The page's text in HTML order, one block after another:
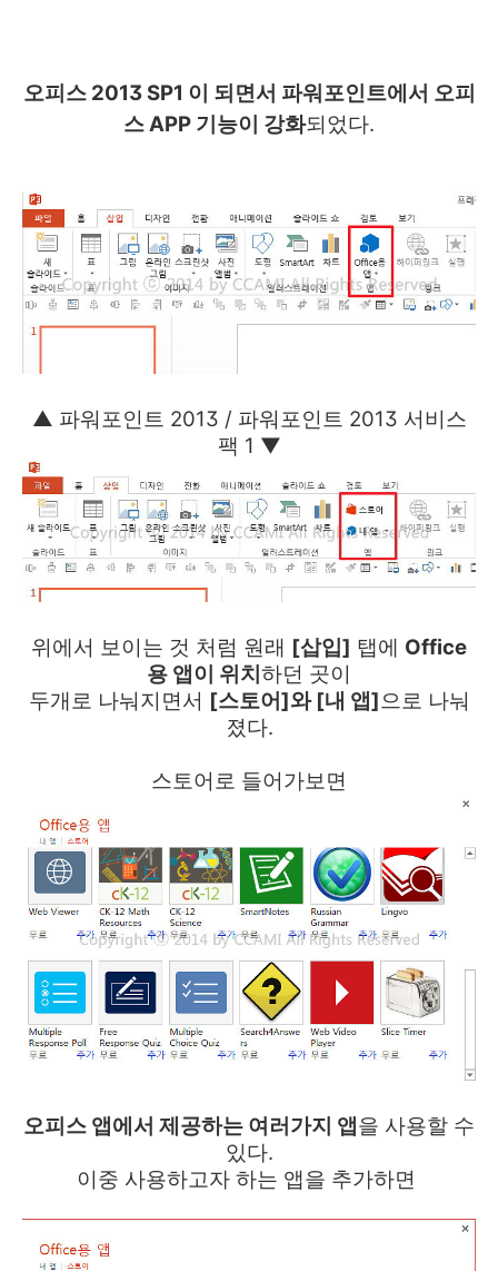
오피스 2013 SP1 이 되면서 파워포인트에서 오피
스 APP 기능이 강화되었다.
▲ 파워포인트 2013 / 파워포인트 2013 서비스
팩 1 ▼
위에서 보이는 것 처럼 원래 [삽입] 탭에 Office
용 앱이 위치 하던 곳이
두개로 나눠지면서 [스토어]와 [내 앱]으로 나눠
졌다.
스토어로 들어가보면
오피스 앱에서 제공하는 여러가지 앱 을 사용할 수
있다.
이중 사용하고자 하는 앱을 추가하면